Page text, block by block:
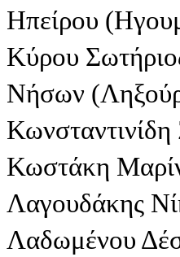
Ηπείρου
Κύρου
Νήσων
Κωστάκη
Λαγουδάκης
Λαδωμένου